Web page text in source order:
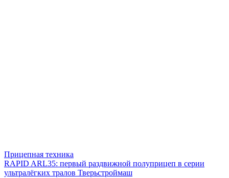
Прицепная техника
RAPID ARL35: первый раздвижной полуприцеп в серии
ультралёгких тралов Тверьстроймаш